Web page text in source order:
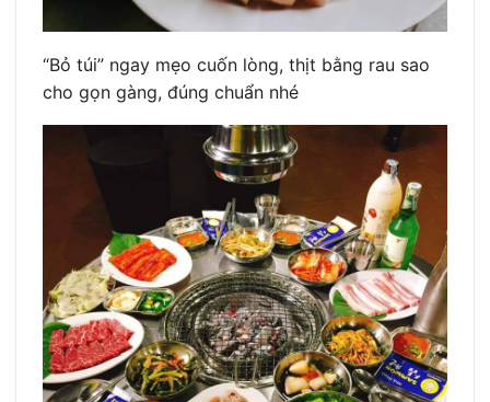
“Bỏ túi” ngay mẹo cuốn lòng, thịt bằng rau sao
cho gọn gàng, đúng chuẩn nhé